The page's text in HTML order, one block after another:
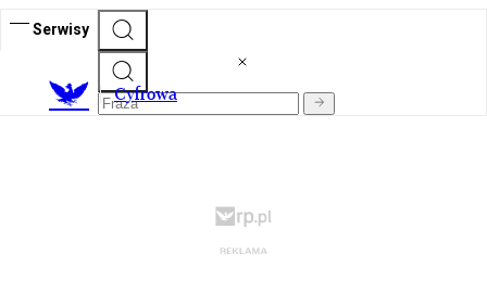
Serwisy
Cyfrowa